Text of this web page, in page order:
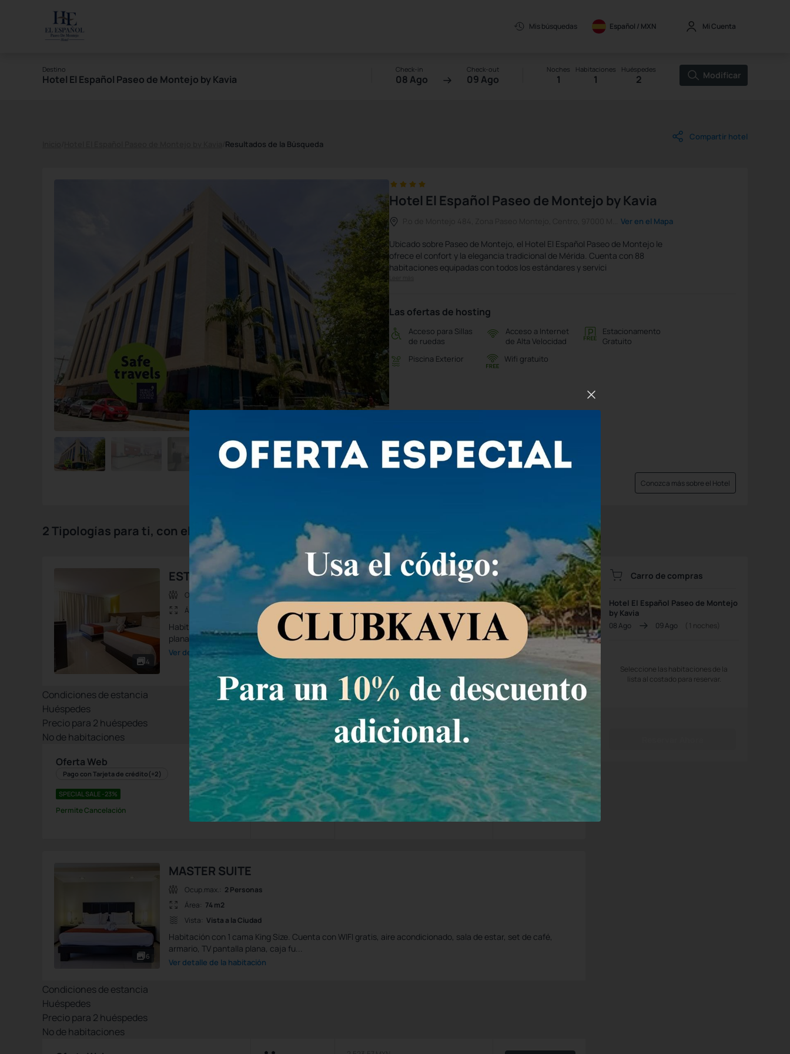
Mis búsquedas Español / MXN Mi Cuenta
Destino
Hotel El Español Paseo de Montejo by Kavia
Check-in
08 Ago
Check-out
09 Ago
Noches
1
Habitaciones
1
Huéspedes
2 Modificar
Resultados de la Búsqueda
Compartir hotel
Hotel El Español Paseo de Montejo by Kavia
Ver en el Mapa
Ubicado sobre Paseo de Montejo, el Hotel El Español Paseo de Montejo le
ofrece el confort y la elegancia tradicional de Mérida. Cuenta con 88
habitaciones equipadas con todos los estándares y servici
Las ofertas de hosting
Acceso para Sillas
de ruedas
Acceso a Internet
de Alta Velocidad
Estacionamento
Gratuito
Piscina Exterior
Wifi gratuito
Conozca más sobre el Hotel
2 Tipologías para ti, con el mejor precio garantizado!
4
ESTANDAR MATRIMONIAL
Ocup.max.:
4 Personas
Área:
Habitación con 2 camas matrimoniales. Cuenta con WIFI gratis, aire acondicionado, armario, TV pantalla
plana, caja fuerte, plancha, tabla pa...
Ver detalle de la habitación
Condiciones de estancia
Huéspedes
Precio para 2 huéspedes
Nº de habitaciones
Oferta Web
Pago con Tarjeta de crédito (+2)
SPECIAL SALE -23%
Permite Cancelación
1.529,44 MXN
1.177,67 MXN /noche
Total de 1.177,67 MXN para 1 noche
Impuestos y tasas no incluidos
Seleccionar
6
MASTER SUITE
Ocup.max.: 2 Personas
Área: 74 m2
Vista: Vista a la Ciudad
Habitación con 1 cama King Size. Cuenta con WIFI gratis, aire acondicionado, sala de estar, set de café,
armario, TV pantalla plana, caja fu...
Ver detalle de la habitación
Condiciones de estancia
Huéspedes
Precio para 2 huéspedes
Nº de habitaciones
Carro de compras
Hotel El Español Paseo de Montejo
by Kavia
08 Ago 09 Ago ( 1 noches)
Seleccione las habitaciones de la
lista al costado para reservar.